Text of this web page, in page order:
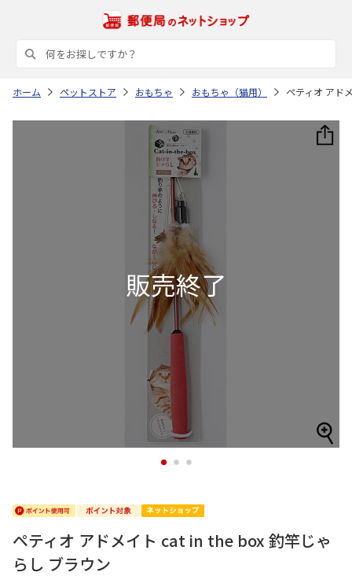
ホーム ペットストア おもちゃ おもちゃ（猫用） ペティオ アド
1 2 3
ペティオ アドメイト cat in the box 釣竿じゃ
らし ブラウン